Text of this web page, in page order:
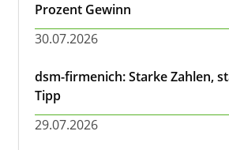
Prozent Gewinn
30.07.2026
dsm-firmenich: Starke Zahlen,
Tipp
29.07.2026